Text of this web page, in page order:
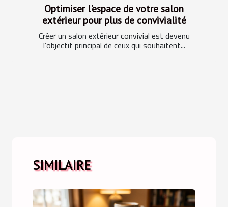
Optimiser l'espace de votre salon
extérieur pour plus de convivialité
Créer un salon extérieur convivial est devenu
l’objectif principal de ceux qui souhaitent...
SIMILAIRE